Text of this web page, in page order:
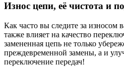
Износ цепи, её чистота и
Как часто вы следите за износом
также влияет на качество
замененная цепь не только
преждевременной замены, а и
переключение передач!